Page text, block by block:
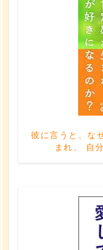
彼に言うと、な
まれ、 自